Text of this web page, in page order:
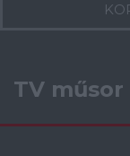
TV műsor